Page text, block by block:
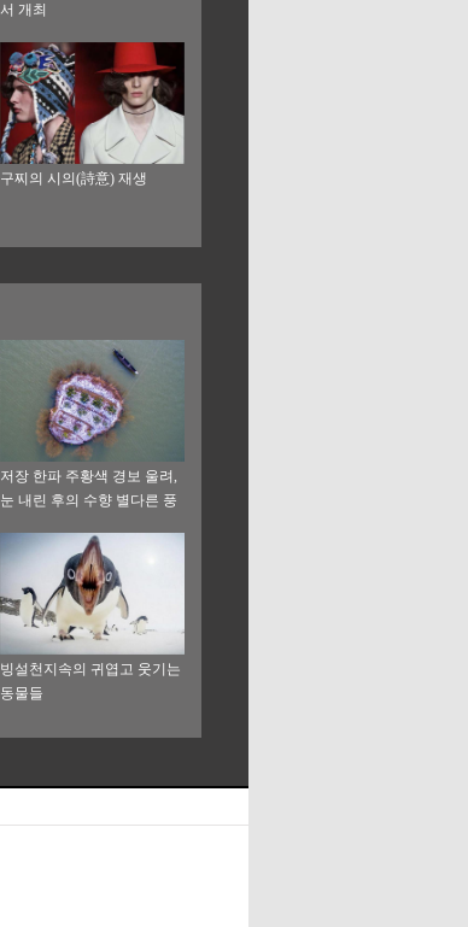
서 개최
구찌의 시의(詩意) 재생
저장 한파 주황색 경보 울려,
눈 내린 후의 수향 별다른 풍
빙설천지속의 귀엽고 웃기는
동물들